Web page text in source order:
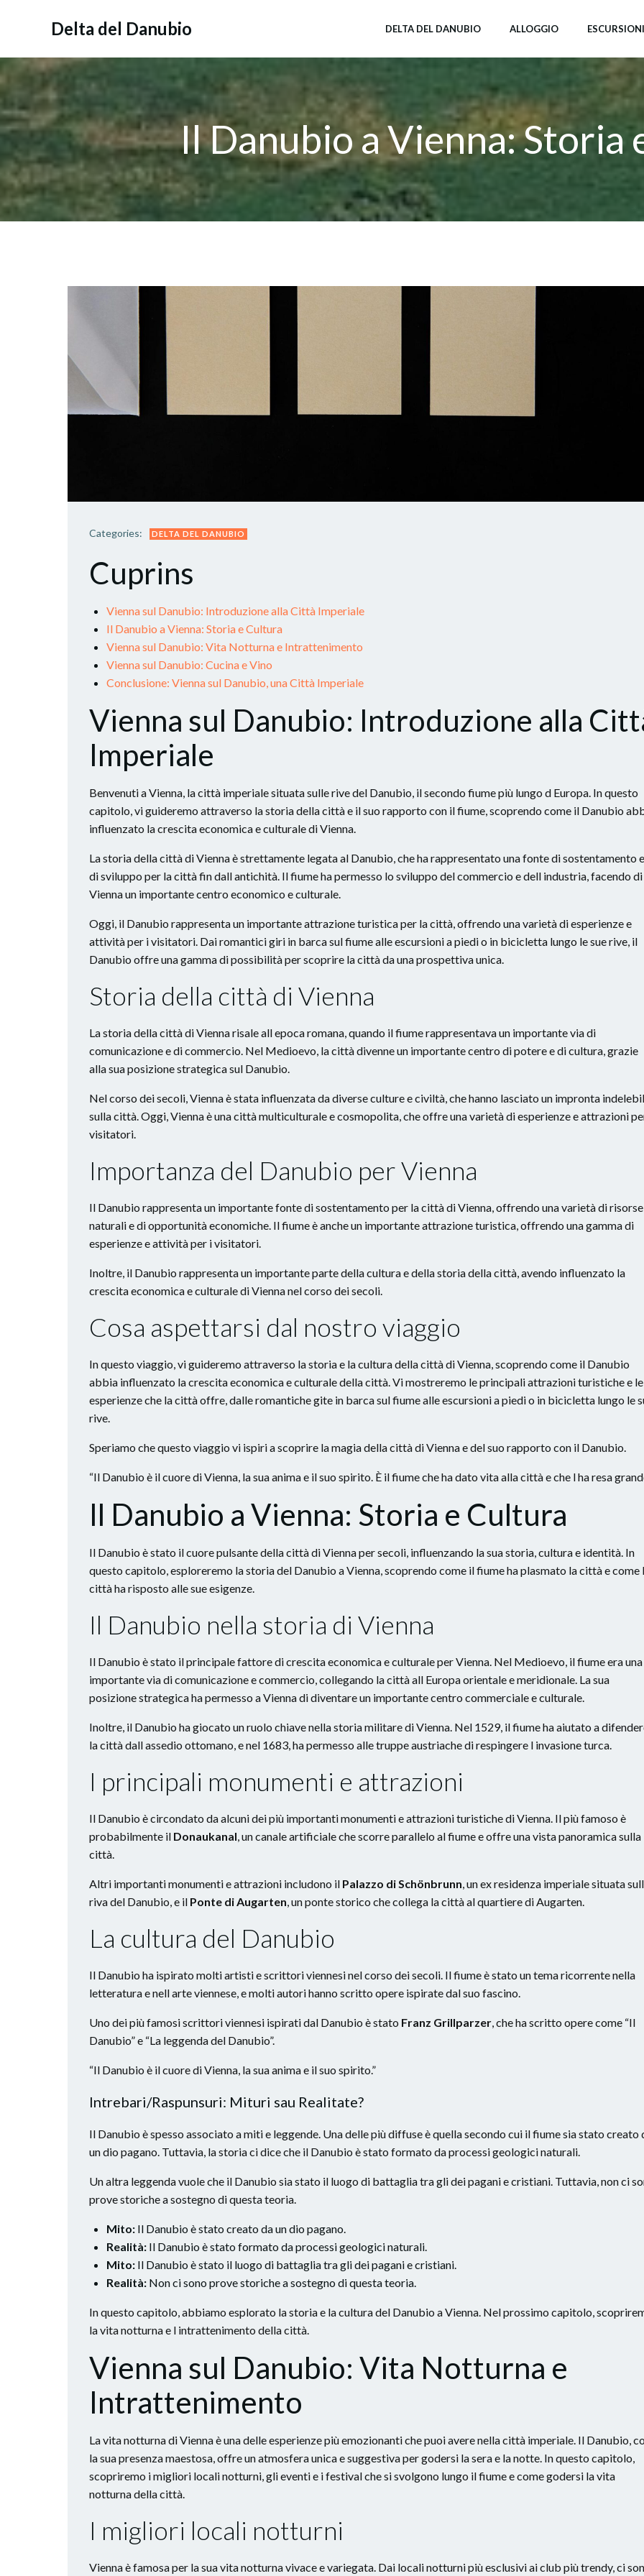
Delta del Danubio DELTA DEL DANUBIO ALLOGGIO ESCURSIONI
Il Danubio a Vienna: Storia
Categories: DELTA DEL DANUBIO
Cuprins
Vienna sul Danubio: Introduzione alla Città Imperiale
Il Danubio a Vienna: Storia e Cultura
Vienna sul Danubio: Vita Notturna e Intrattenimento
Vienna sul Danubio: Cucina e Vino
Conclusione: Vienna sul Danubio, una Città Imperiale
Vienna sul Danubio: Introduzione alla
Imperiale
Benvenuti a Vienna, la città imperiale situata sulle rive del Danubio, il secondo fiume più lungo d Europa. In questo
capitolo, vi guideremo attraverso la storia della città e il suo rapporto con il fiume, scoprendo come il Danubio
influenzato la crescita economica e culturale di Vienna.
La storia della città di Vienna è strettamente legata al Danubio, che ha rappresentato una fonte di sostentamento e
di sviluppo per la città fin dall antichità. Il fiume ha permesso lo sviluppo del commercio e dell industria, facendo di
Vienna un importante centro economico e culturale.
Oggi, il Danubio rappresenta un importante attrazione turistica per la città, offrendo una varietà di esperienze e
attività per i visitatori. Dai romantici giri in barca sul fiume alle escursioni a piedi o in bicicletta lungo le sue rive, il
Danubio offre una gamma di possibilità per scoprire la città da una prospettiva unica.
Storia della città di Vienna
La storia della città di Vienna risale all epoca romana, quando il fiume rappresentava un importante via di
comunicazione e di commercio. Nel Medioevo, la città divenne un importante centro di potere e di cultura, grazie
alla sua posizione strategica sul Danubio.
Nel corso dei secoli, Vienna è stata influenzata da diverse culture e civiltà, che hanno lasciato un impronta
sulla città. Oggi, Vienna è una città multiculturale e cosmopolita, che offre una varietà di esperienze e attrazioni
visitatori.
Importanza del Danubio per Vienna
Il Danubio rappresenta un importante fonte di sostentamento per la città di Vienna, offrendo una varietà di risorse
naturali e di opportunità economiche. Il fiume è anche un importante attrazione turistica, offrendo una gamma di
esperienze e attività per i visitatori.
Inoltre, il Danubio rappresenta un importante parte della cultura e della storia della città, avendo influenzato la
crescita economica e culturale di Vienna nel corso dei secoli.
Cosa aspettarsi dal nostro viaggio
In questo viaggio, vi guideremo attraverso la storia e la cultura della città di Vienna, scoprendo come il Danubio
abbia influenzato la crescita economica e culturale della città. Vi mostreremo le principali attrazioni turistiche e le
esperienze che la città offre, dalle romantiche gite in barca sul fiume alle escursioni a piedi o in bicicletta lungo le
rive.
Speriamo che questo viaggio vi ispiri a scoprire la magia della città di Vienna e del suo rapporto con il Danubio.
“Il Danubio è il cuore di Vienna, la sua anima e il suo spirito. È il fiume che ha dato vita alla città e che l ha resa
Il Danubio a Vienna: Storia e Cultura
Il Danubio è stato il cuore pulsante della città di Vienna per secoli, influenzando la sua storia, cultura e identità. In
questo capitolo, esploreremo la storia del Danubio a Vienna, scoprendo come il fiume ha plasmato la città e come
città ha risposto alle sue esigenze.
Il Danubio nella storia di Vienna
Il Danubio è stato il principale fattore di crescita economica e culturale per Vienna. Nel Medioevo, il fiume era una
importante via di comunicazione e commercio, collegando la città all Europa orientale e meridionale. La sua
posizione strategica ha permesso a Vienna di diventare un importante centro commerciale e culturale.
Inoltre, il Danubio ha giocato un ruolo chiave nella storia militare di Vienna. Nel 1529, il fiume ha aiutato a
la città dall assedio ottomano, e nel 1683, ha permesso alle truppe austriache di respingere l invasione turca.
I principali monumenti e attrazioni
Il Danubio è circondato da alcuni dei più importanti monumenti e attrazioni turistiche di Vienna. Il più famoso è
probabilmente il Donaukanal, un canale artificiale che scorre parallelo al fiume e offre una vista panoramica sulla
città.
Altri importanti monumenti e attrazioni includono il Palazzo di Schönbrunn, un ex residenza imperiale situata
riva del Danubio, e il Ponte di Augarten, un ponte storico che collega la città al quartiere di Augarten.
La cultura del Danubio
Il Danubio ha ispirato molti artisti e scrittori viennesi nel corso dei secoli. Il fiume è stato un tema ricorrente nella
letteratura e nell arte viennese, e molti autori hanno scritto opere ispirate dal suo fascino.
Uno dei più famosi scrittori viennesi ispirati dal Danubio è stato Franz Grillparzer, che ha scritto opere come “Il
Danubio” e “La leggenda del Danubio”.
“Il Danubio è il cuore di Vienna, la sua anima e il suo spirito.”
Intrebari/Raspunsuri: Mituri sau Realitate?
Il Danubio è spesso associato a miti e leggende. Una delle più diffuse è quella secondo cui il fiume sia stato creato
un dio pagano. Tuttavia, la storia ci dice che il Danubio è stato formato da processi geologici naturali.
Un altra leggenda vuole che il Danubio sia stato il luogo di battaglia tra gli dei pagani e cristiani. Tuttavia, non ci
prove storiche a sostegno di questa teoria.
Mito: Il Danubio è stato creato da un dio pagano.
Realità: Il Danubio è stato formato da processi geologici naturali.
Mito: Il Danubio è stato il luogo di battaglia tra gli dei pagani e cristiani.
Realità: Non ci sono prove storiche a sostegno di questa teoria.
In questo capitolo, abbiamo esplorato la storia e la cultura del Danubio a Vienna. Nel prossimo capitolo,
la vita notturna e l intrattenimento della città.
Vienna sul Danubio: Vita Notturna e
Intrattenimento
La vita notturna di Vienna è una delle esperienze più emozionanti che puoi avere nella città imperiale. Il Danubio,
la sua presenza maestosa, offre un atmosfera unica e suggestiva per godersi la sera e la notte. In questo capitolo,
scopriremo i migliori locali notturni, gli eventi e i festival che si svolgono lungo il fiume e come godersi la vita
notturna della città.
I migliori locali notturni
Vienna è famosa per la sua vita notturna vivace e variegata. Dai locali notturni più esclusivi ai club più trendy, ci